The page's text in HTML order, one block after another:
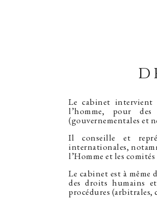
Le cabinet intervient
l’homme, pour
(gouvernementales et
Il conseille et
internationales,
l’Homme et les
Le cabinet est à même
des droits humains
procédures (arbitrales,